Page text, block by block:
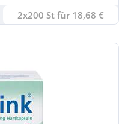
2x200 St für 18,68 €